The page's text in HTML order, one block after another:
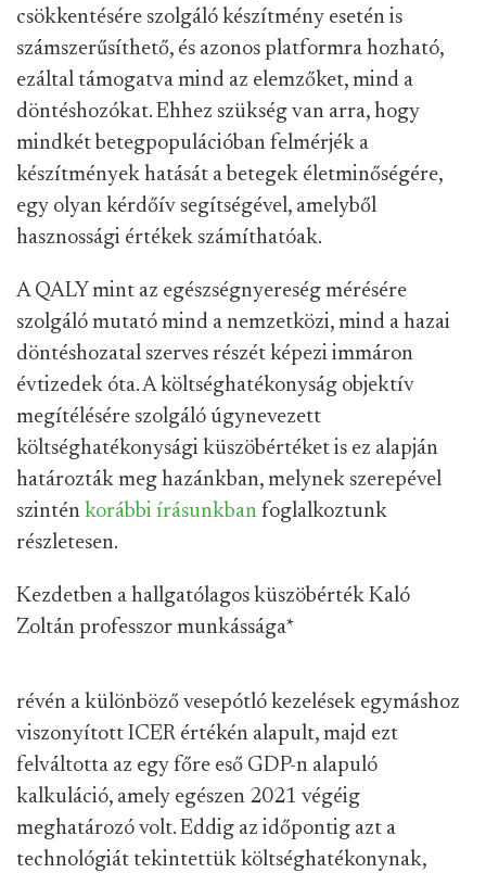
csökkentésére szolgáló készítmény esetén is
számszerűsíthető, és azonos platformra hozható,
ezáltal támogatva mind az elemzőket, mind a
döntéshozókat. Ehhez szükség van arra, hogy
mindkét betegpopulációban felmérjék a
készítmények hatását a betegek életminőségére,
egy olyan kérdőív segítségével, amelyből
hasznossági értékek számíthatóak.
A QALY mint az egészségnyereség mérésére
szolgáló mutató mind a nemzetközi, mind a hazai
döntéshozatal szerves részét képezi immáron
évtizedek óta. A költséghatékonyság objektív
megítélésére szolgáló úgynevezett
költséghatékonysági küszöbértéket is ez alapján
határozták meg hazánkban, melynek szerepével
szintén korábbi írásunkban foglalkoztunk
részletesen.
Kezdetben a hallgatólagos küszöbérték Kaló
Zoltán professzor munkássága*
révén a különböző vesepótló kezelések egymáshoz
viszonyított ICER értékén alapult, majd ezt
felváltotta az egy főre eső GDP-n alapuló
kalkuláció, amely egészen 2021 végéig
meghatározó volt. Eddig az időpontig azt a
technológiát tekintettük költséghatékonynak,